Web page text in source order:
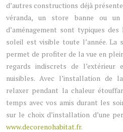
d’autres constructions déjà
véranda, un store banne ou
d’aménagement sont typiques
soleil est visible toute l’année. La
permet de profiter de la vue en
regards indiscrets de l’extérieur
nuisibles. Avec l’installation de
relaxer pendant la chaleur
temps avec vos amis durant les
sur le choix d’installation d’une
www.decorenohabitat.fr.